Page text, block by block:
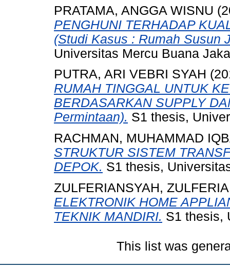
PRATAMA, ANGGA WISNU
PENGHUNI TERHADAP
(Studi Kasus : Rumah Susun
Universitas Mercu Buana
PUTRA, ARI VEBRI SYAH
RUMAH TINGGAL UNTUK
BERDASARKAN SUPPLY
Permintaan). S1 thesis,
RACHMAN, MUHAMMAD
STRUKTUR SISTEM
DEPOK. S1 thesis,
ZULFERIANSYAH,
ELEKTRONIK HOME
TEKNIK MANDIRI. S1 thesis,
This list was